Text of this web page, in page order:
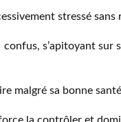
stressé sans
s’apitoyant sur
malgré sa bonne